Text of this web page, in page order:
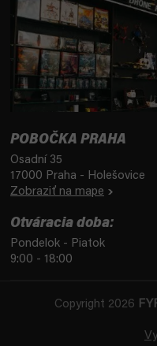
POBOČKA PRAHA
Osadní 35
17000 Praha - Holešovice
Zobraziť na mape
Otváracia doba:
Pondelok - Piatok
9:00 - 18:00
Copyright 2026